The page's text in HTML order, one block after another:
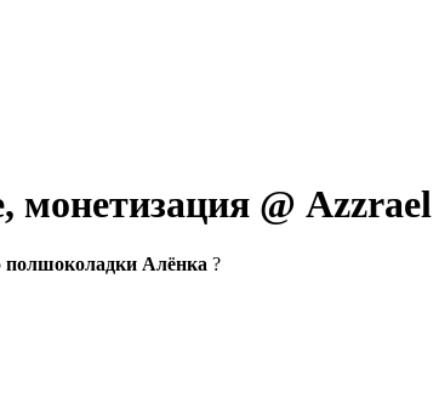
монетизация @ Azzrael
полшоколадки Алёнка ?